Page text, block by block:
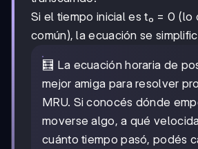
Si el tiempo inicial es t₀ = 0 (lo
común), la ecuación se
🧮 La ecuación horaria de
mejor amiga para resolver
MRU. Si conocés dónde
moverse algo, a qué
cuánto tiempo pasó, podés